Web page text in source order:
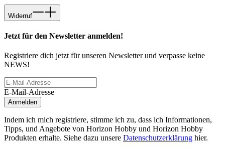
Widerruf
Jetzt für den Newsletter anmelden!
Registriere dich jetzt für unseren Newsletter und verpasse keine
NEWS!
E-Mail-Adresse
Anmelden
Indem ich mich registriere, stimme ich zu, dass ich Informationen,
Tipps, und Angebote von Horizon Hobby und Horizon Hobby
Produkten erhalte. Siehe dazu unsere Datenschutzerklärung hier.